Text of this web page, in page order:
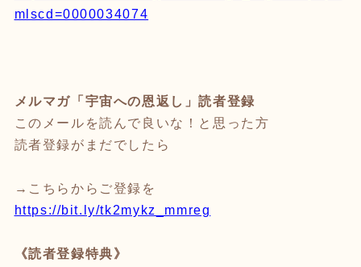
mlscd=0000034074
メルマガ「宇宙への恩返し」読者登録
このメールを読んで良いな！と思った方
読者登録がまだでしたら
→こちらからご登録を
https://bit.ly/tk2mykz_mmreg
《読者登録特典》